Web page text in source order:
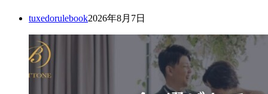
tuxedorulebook2026年8月7日